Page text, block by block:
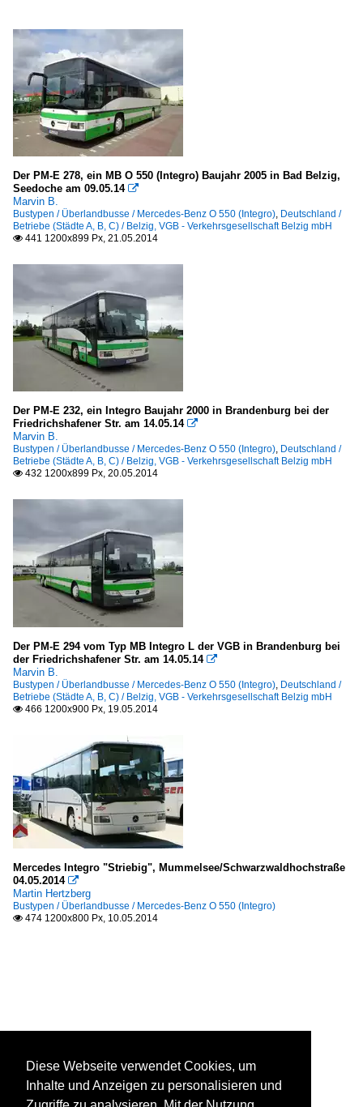
Der PM-E 278, ein MB O 550 (Integro) Baujahr 2005 in Bad Belzig,
Seedoche am 09.05.14 
Marvin B.
Bustypen / Überlandbusse / Mercedes-Benz O 550 (Integro), Deutschland /
Betriebe (Städte A, B, C) / Belzig, VGB - Verkehrsgesellschaft Belzig mbH
 441 1200x899 Px, 21.05.2014
Der PM-E 232, ein Integro Baujahr 2000 in Brandenburg bei der
Friedrichshafener Str. am 14.05.14 
Marvin B.
Bustypen / Überlandbusse / Mercedes-Benz O 550 (Integro), Deutschland /
Betriebe (Städte A, B, C) / Belzig, VGB - Verkehrsgesellschaft Belzig mbH
 432 1200x899 Px, 20.05.2014
Der PM-E 294 vom Typ MB Integro L der VGB in Brandenburg bei
der Friedrichshafener Str. am 14.05.14 
Marvin B.
Bustypen / Überlandbusse / Mercedes-Benz O 550 (Integro), Deutschland /
Betriebe (Städte A, B, C) / Belzig, VGB - Verkehrsgesellschaft Belzig mbH
 466 1200x900 Px, 19.05.2014
Mercedes Integro "Striebig", Mummelsee/Schwarzwaldhochstraße
04.05.2014 
Martin Hertzberg
Bustypen / Überlandbusse / Mercedes-Benz O 550 (Integro)
 474 1200x800 Px, 10.05.2014
Diese Webseite verwendet Cookies, um
Inhalte und Anzeigen zu personalisieren und